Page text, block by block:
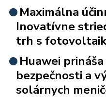
Maximálna
Inovatívne
trh s
Huawei
bezpečnosti a
solárnych